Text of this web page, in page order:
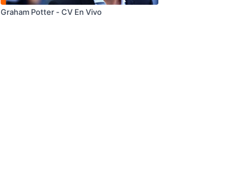
Graham Potter - CV En Vivo